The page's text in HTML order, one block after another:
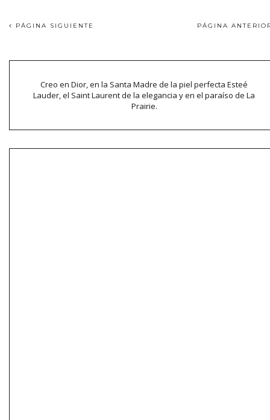
PÁGINA SIGUIENTE PÁGINA
Creo en Dior, en la Santa Madre de la piel perfecta Esteé
Lauder, el Saint Laurent de la elegancia y en el paraíso de La
Prairie.